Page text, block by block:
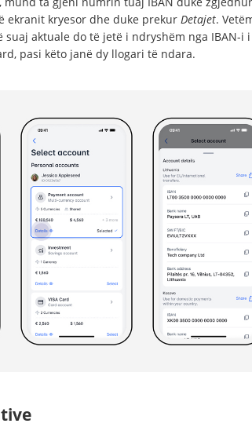
ekranit kryesor dhe duke prekur Detajet.
suaj aktuale do të jetë i ndryshëm nga IBAN-i i
pasi këto janë dy llogari të ndara.